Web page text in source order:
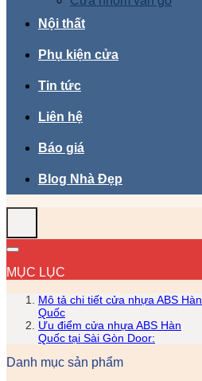
Nội thất
Phụ kiện cửa
Tin tức
Liên hệ
Báo giá
Blog Nhà Đẹp
MỤC LỤC
Mô tả chi tiết cửa nhựa ABS Hàn
Quốc
Ưu điểm cửa nhựa ABS Hàn
Quốc tại Sài Gòn Door:
Danh mục sản phẩm